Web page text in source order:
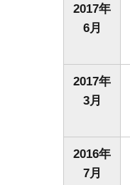
2017年
6月
2017年
3月
2016年
7月